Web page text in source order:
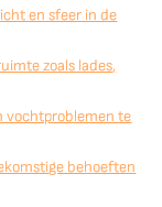
en sfeer in de
zoals lades,
vochtproblemen te
behoeften